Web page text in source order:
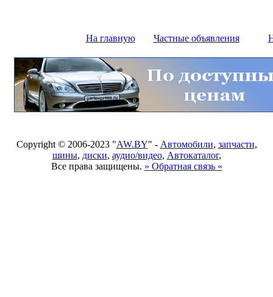
На главную Частные объявления
Copyright © 2006-2023 "AW.BY" - Автомобили, запчасти,
шины, диски, аудио/видео, Автокаталог,
Все права защищены. » Обратная связь «